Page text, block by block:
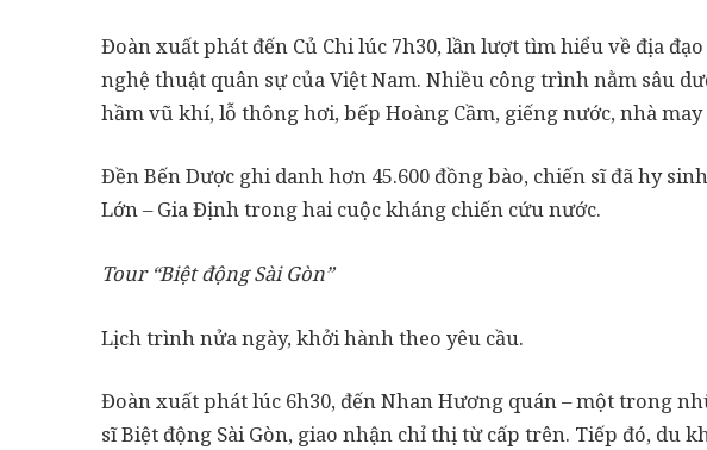
Đoàn xuất phát đến Củ Chi lúc 7h30, lần lượt tìm hiểu về địa đạo
nghệ thuật quân sự của Việt Nam. Nhiều công trình nằm sâu
hầm vũ khí, lỗ thông hơi, bếp Hoàng Cầm, giếng nước, nhà
Đền Bến Dược ghi danh hơn 45.600 đồng bào, chiến sĩ đã hy
Lớn – Gia Định trong hai cuộc kháng chiến cứu nước.
Tour “Biệt động Sài Gòn”
Lịch trình nửa ngày, khởi hành theo yêu cầu.
Đoàn xuất phát lúc 6h30, đến Nhan Hương quán – một trong
sĩ Biệt động Sài Gòn, giao nhận chỉ thị từ cấp trên. Tiếp đó, du